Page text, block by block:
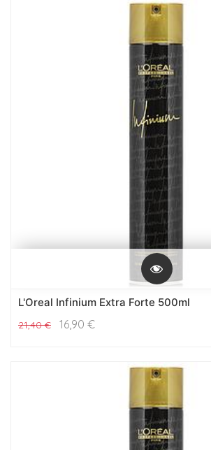
L'Oreal Infinium Extra Forte 500ml
21,40€ 16,90 €